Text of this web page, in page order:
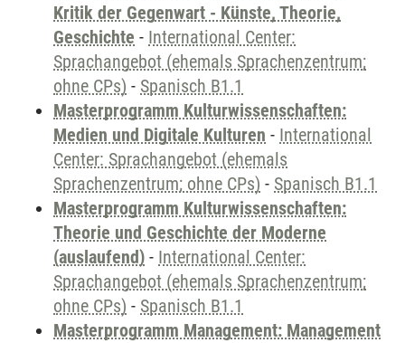
Kritik der Gegenwart - Künste, Theorie,
Geschichte - International Center:
Sprachangebot (ehemals Sprachenzentrum;
ohne CPs) - Spanisch B1.1
Masterprogramm Kulturwissenschaften:
Medien und Digitale Kulturen - International
Center: Sprachangebot (ehemals
Sprachenzentrum; ohne CPs) - Spanisch B1.1
Masterprogramm Kulturwissenschaften:
Theorie und Geschichte der Moderne
(auslaufend) - International Center:
Sprachangebot (ehemals Sprachenzentrum;
ohne CPs) - Spanisch B1.1
Masterprogramm Management: Management